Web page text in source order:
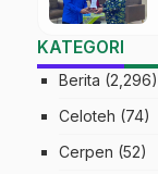
KATEGORI
Berita (2,296)
Celoteh (74)
Cerpen (52)